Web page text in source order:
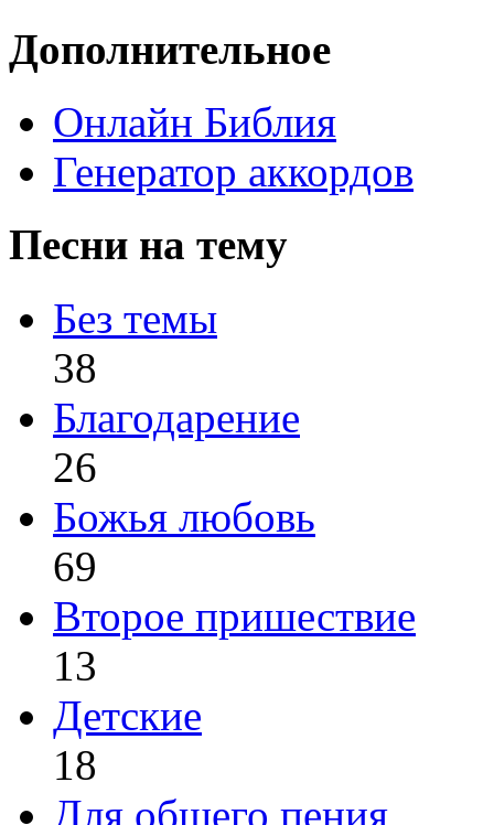
Дополнительное
Онлайн Библия
Генератор аккордов
Песни на тему
Без темы
38
Благодарение
26
Божья любовь
69
Второе пришествие
13
Детские
18
Для общего пения